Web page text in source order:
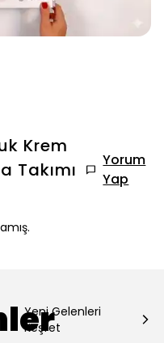
Krem
Takımı
Yorum
Yap
Yeni Gelenleri
Keşfet